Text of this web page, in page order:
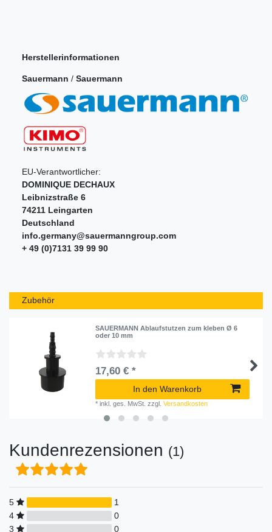
Herstellerinformationen
Sauermann / Sauermann
EU-Verantwortlicher:
DOMINIQUE DECHAUX
Leibnizstraße 6
74211 Leingarten
Deutschland
info.germany@sauermanngroup.com
+ 49 (0)7131 39 99 90
Zubehör
SAUERMANN Ablaufstutzen zum kleben Ø 6
oder 10 mm
17,60 € *
In den Warenkorb
*inkl. ges. MwSt. zzgl.Versandkosten
Kundenrezensionen (1)
5
1
4
0
3
0